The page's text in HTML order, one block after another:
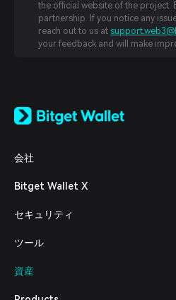
the official website of the project.
partnership. If you notice any
reach out to us at
your feedback and will make
日本語
Español (Latinoamérica)
Italiano
Deutsch
繁體中文
Bahasa Indonesia
会社
Bitget Wallet X
セキュリティ
ツール
資産